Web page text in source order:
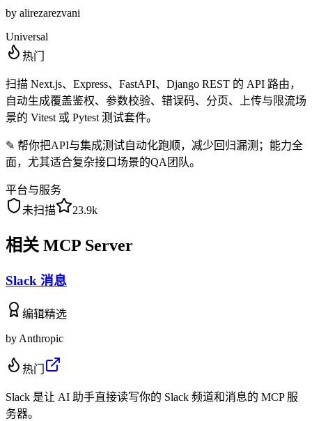
by alirezarezvani
Universal
热门
扫描 Next.js、Express、FastAPI、Django REST 的 API 路由，
自动生成覆盖鉴权、参数校验、错误码、分页、上传与限流场
景的 Vitest 或 Pytest 测试套件。
✎ 帮你把API与集成测试自动化跑顺，减少回归漏测；能力全
面，尤其适合复杂接口场景的QA团队。
平台与服务
未扫描
23.9k
相关 MCP Server
Slack 消息
编辑精选
by Anthropic
热门
Slack 是让 AI 助手直接读写你的 Slack 频道和消息的 MCP 服
务器。